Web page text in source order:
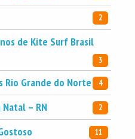
2
de Kite Surf Brasil
3
Rio Grande do Norte 4
– RN 2
11